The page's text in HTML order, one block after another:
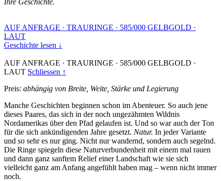
AUF ANFRAGE · TRAURINGE · 585/000 GELBGOLD ·
LAUT
Geschichte lesen ↓
AUF ANFRAGE · TRAURINGE · 585/000 GELBGOLD ·
LAUT Schliessen ↑
Preis: abhängig von Breite, Weite, Stärke und Legierung
Manche Geschichten beginnen schon im Abenteuer. So auch jene
dieses Paares, das sich in der noch ungezähmten Wildnis
Nordamerikas über den Pfad gelaufen ist. Und so war auch der Ton
für die sich ankündigenden Jahre gesetzt. Natur. In jeder Variante
und so sehr es nur ging. Nicht nur wandernd, sondern auch segelnd.
Die Ringe spiegeln diese Naturverbundenheit mit einem mal rauen
und dann ganz sanftem Relief einer Landschaft wie sie sich
vielleicht ganz am Anfang angefühlt haben mag – wenn nicht immer
noch.